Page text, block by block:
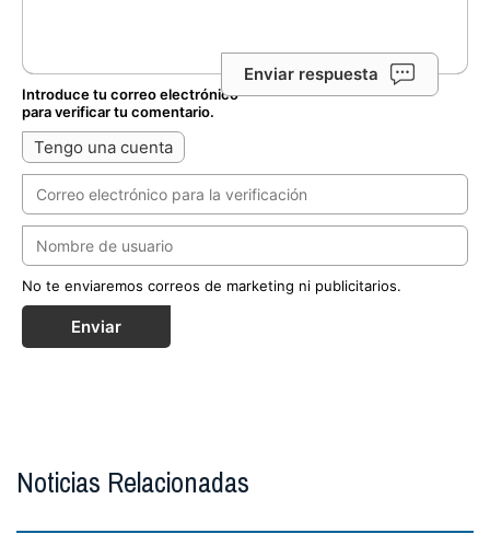
Enviar respuesta
Introduce tu correo electrónico
para verificar tu comentario.
Tengo una cuenta
No te enviaremos correos de marketing ni publicitarios.
Enviar
Noticias Relacionadas